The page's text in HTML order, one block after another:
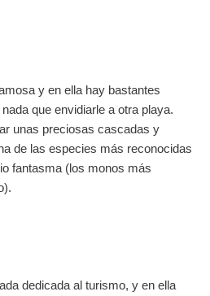
y en ella hay bastantes
que envidiarle a otra playa.
unas preciosas cascadas y
de las especies más reconocidas
fantasma (los monos más
dedicada al turismo, y en ella